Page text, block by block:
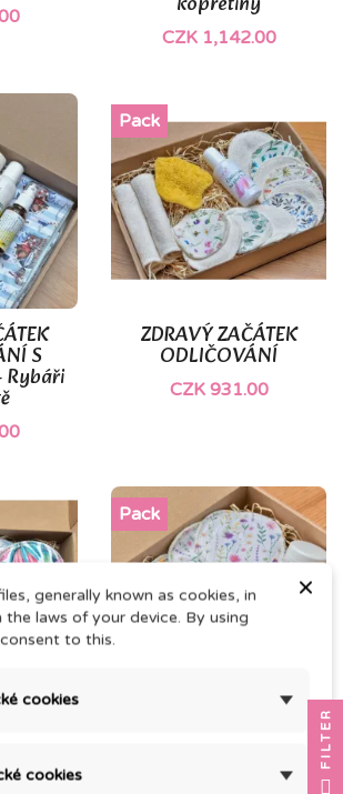
CZK 1,142.00
S
Rybáři
ZDRAVÝ ZAČÁTEK
ODLIČOVÁNÍ
CZK 931.00
Pack
Pack
×
generally known as cookies, in
laws of your device. By using
to this.
cookies
cookies
FILTER